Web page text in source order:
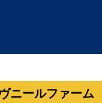
ニールファー